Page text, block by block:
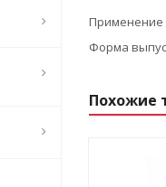
Применение
Форма
Похожие